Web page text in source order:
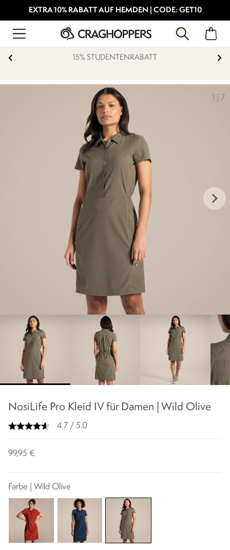
EXTRA 10% RABATT AUF HEMDEN | CODE: GET10
15% STUDENTENRABATT
1 7
keyboard_arrow_right
chevron_right
NosiLife Pro Kleid IV für Damen | Wild Olive
4.7 / 5.0
99,95 €
Farbe | Wild Olive